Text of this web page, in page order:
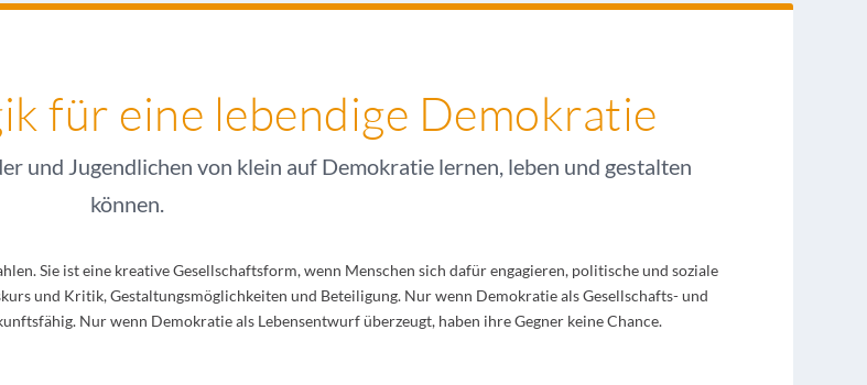
für eine lebendige Demokratie
und Jugendlichen von klein auf Demokratie lernen, leben und gestalten
können.
Sie ist eine kreative Gesellschaftsform, wenn Menschen sich dafür engagieren, politische und soziale
und Kritik, Gestaltungsmöglichkeiten und Beteiligung. Nur wenn Demokratie als Gesellschafts- und
Nur wenn Demokratie als Lebensentwurf überzeugt, haben ihre Gegner keine Chance.